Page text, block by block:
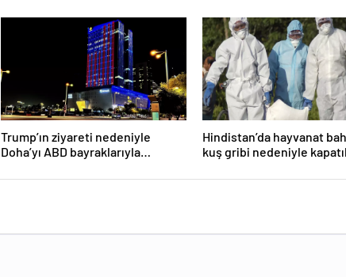
Trump’ın ziyareti nedeniyle
Doha’yı ABD bayraklarıyla
Hindistan’da hayvanat
kuş gribi nedeniyle